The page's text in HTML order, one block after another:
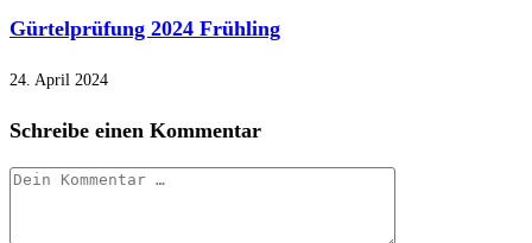
Gürtelprüfung 2024 Frühling
24. April 2024
Schreibe einen Kommentar
Kommentar